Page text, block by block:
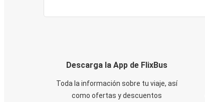
Descarga la App de FlixBus
Toda la información sobre tu viaje, así
como ofertas y descuentos